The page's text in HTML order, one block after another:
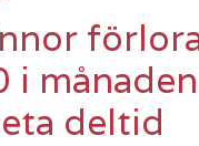
i
deltid